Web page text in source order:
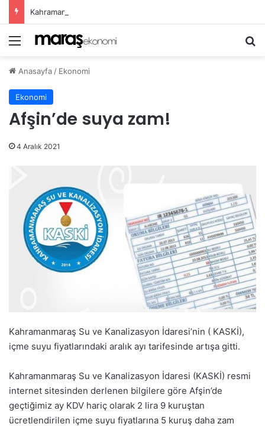
Menü
Anasayfa / Ekonomi
Ekonomi
Afşin’de suya zam!
4 Aralık 2021
Kahramanmaraş Su ve Kanalizasyon İdaresi’nin ( KASKİ),
içme suyu fiyatlarındaki aralık ayı tarifesinde artışa gitti.
Kahramanmaraş Su ve Kanalizasyon İdaresi (KASKİ) resmi
internet sitesinden derlenen bilgilere göre Afşin’de
geçtiğimiz ay KDV hariç olarak 2 lira 9 kuruştan
ücretlendirilen içme suyu fiyatlarına 5 kuruş daha zam